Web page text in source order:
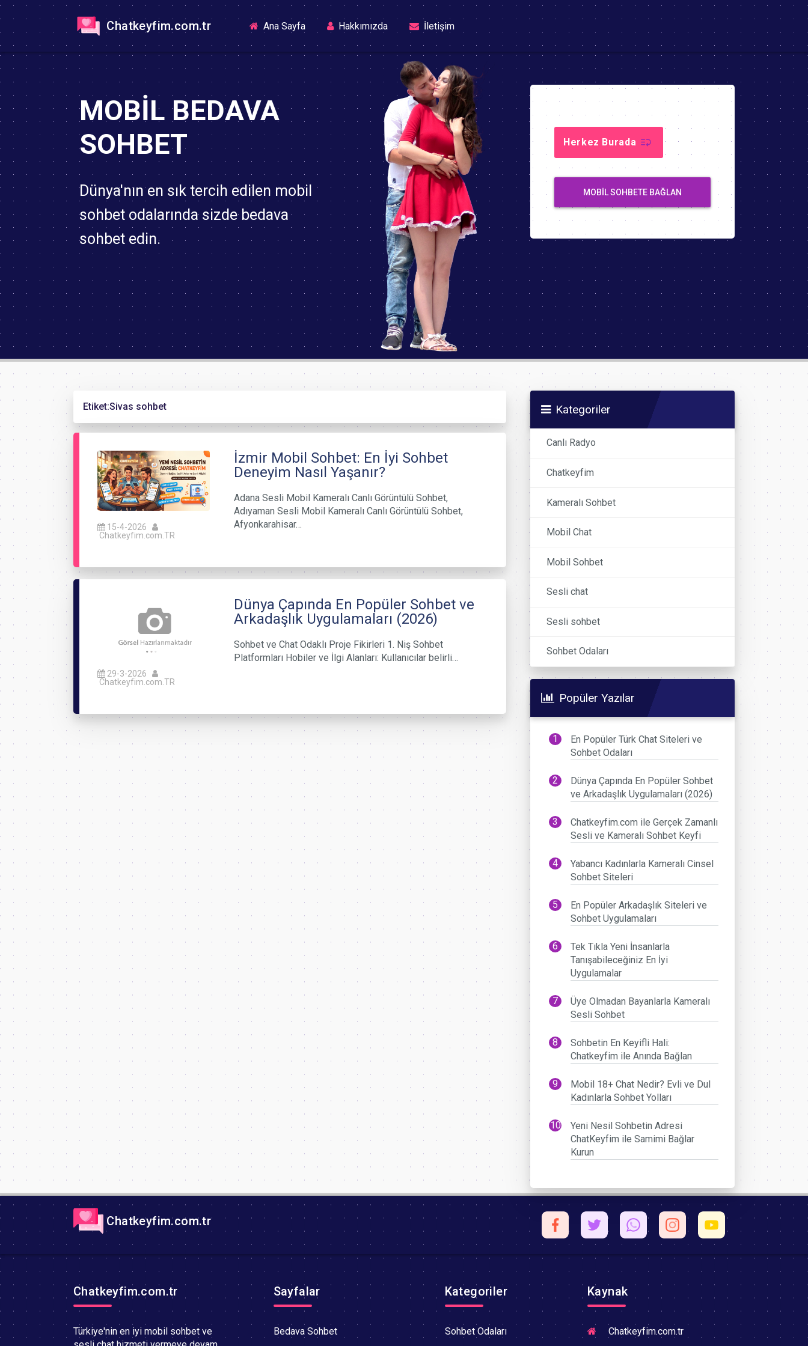
Chatkeyfim.com.tr Ana Sayfa(current)Hakkımızda İletişim
MOBIL BEDAVA
SOHBET
Dünya'nın en sık tercih edilen mobil
sohbet odalarında sizde bedava
sohbet edin.
Herkez Burada
MOBIL SOHBETE BAĞLAN
Etiket:Sivas sohbet
15-4-2026
Chatkeyfim.com.TR
İzmir Mobil Sohbet: En İyi Sohbet
Deneyim Nasıl Yaşanır?
Adana Sesli Mobil Kameralı Canlı Görüntülü Sohbet,
Adıyaman Sesli Mobil Kameralı Canlı Görüntülü Sohbet,
Afyonkarahisar…
29-3-2026
Chatkeyfim.com.TR
Dünya Çapında En Popüler Sohbet ve
Arkadaşlık Uygulamaları (2026)
Sohbet ve Chat Odaklı Proje Fikirleri 1. Niş Sohbet
Platformları Hobiler ve İlgi Alanları: Kullanıcılar belirli…
Kategoriler
Canlı Radyo
Chatkeyfim
Kameralı Sohbet
Mobil Chat
Mobil Sohbet
Sesli chat
Sesli sohbet
Sohbet Odaları
Popüler Yazılar
En Popüler Türk Chat Siteleri ve
Sohbet Odaları
Dünya Çapında En Popüler Sohbet
ve Arkadaşlık Uygulamaları (2026)
Chatkeyfim.com ile Gerçek Zamanlı
Sesli ve Kameralı Sohbet Keyfi
Yabancı Kadınlarla Kameralı Cinsel
Sohbet Siteleri
En Popüler Arkadaşlık Siteleri ve
Sohbet Uygulamaları
Tek Tıkla Yeni İnsanlarla
Tanışabileceğiniz En İyi
Uygulamalar
Üye Olmadan Bayanlarla Kameralı
Sesli Sohbet
Sohbetin En Keyifli Hali:
Chatkeyfim ile Anında Bağlan
Mobil 18+ Chat Nedir? Evli ve Dul
Kadınlarla Sohbet Yolları
Yeni Nesil Sohbetin Adresi
ChatKeyfim ile Samimi Bağlar
Kurun
Chatkeyfim.com.tr
Chatkeyfim.com.tr
Türkiye'nin en iyi mobil sohbet ve
Sayfalar
Bedava Sohbet
Kategoriler
Sohbet Odaları
Kaynak
Chatkeyfim.com.tr